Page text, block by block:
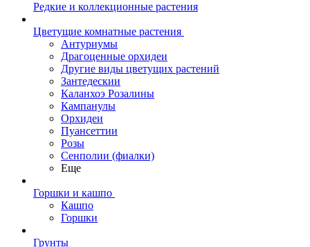
Редкие и коллекционные растения
Цветущие комнатные растения
Антуриумы
Драгоценные орхидеи
Другие виды цветущих растений
Зантедескии
Каланхоэ Розалины
Кампанулы
Орхидеи
Пуансеттии
Розы
Сенполии (фиалки)
Еще
Горшки и кашпо
Кашпо
Горшки
Грунты